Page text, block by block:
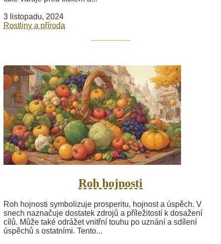
3 listopadu, 2024
Rostliny a příroda
Roh hojnosti
Roh hojnosti symbolizuje prosperitu, hojnost a úspěch. V
snech naznačuje dostatek zdrojů a příležitostí k dosažení
cílů. Může také odrážet vnitřní touhu po uznání a sdílení
úspěchů s ostatními. Tento...